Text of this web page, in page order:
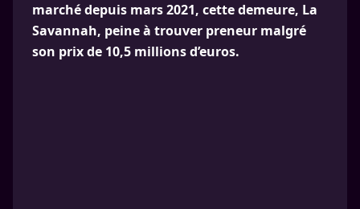
marché depuis mars 2021, cette demeure, La
Savannah, peine à trouver preneur malgré
son prix de 10,5 millions d’euros.